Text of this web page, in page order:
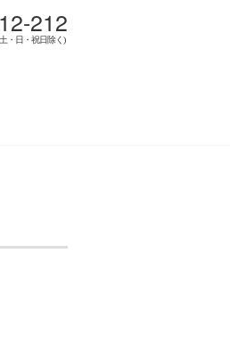
212
・日・祝日除く)